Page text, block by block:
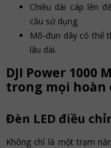
Chiều dài cáp lên
cầu sử dụng.
Mô-đun dây có thể
lâu dài.
DJI Power 1000
trong mọi hoàn
Đèn LED điều
Không chỉ là một trạm